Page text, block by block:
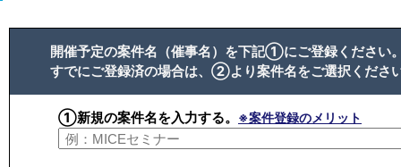
開催予定の案件名（催事名）を下記①にご登録ください
すでにご登録済の場合は、②より案件名をご選択くださ
①新規の案件名を入力する。 ※案件登録のメリット